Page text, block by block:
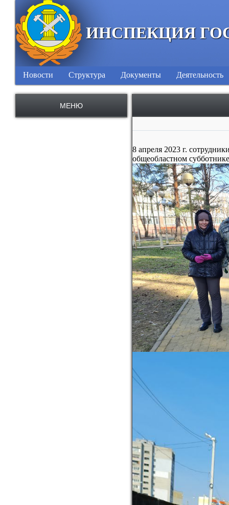
ИНСПЕКЦИЯ
Новости Структура Документы Деятельность
МЕНЮ
8 апреля 2023 г.
общеобластном